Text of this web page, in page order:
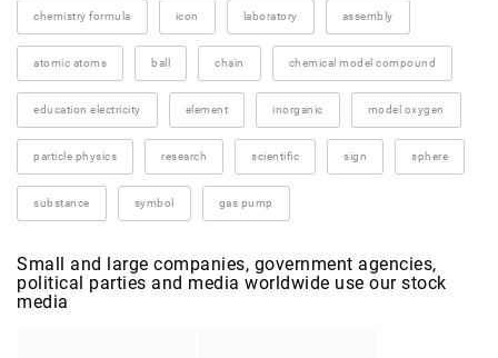
chemistry formula icon laboratory assembly
atomic atoms ball chain chemical model compound
education electricity element inorganic model oxygen
particle physics research scientific sign sphere
substance symbol gas pump
Small and large companies, government agencies,
political parties and media worldwide use our stock
media